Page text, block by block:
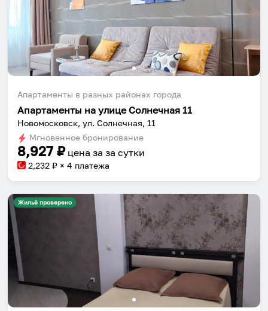
Апартаменты в разных районах города
Апартаменты на улице Солнечная 11
Новомосковск, ул. Солнечная, 11
Мгновенное бронирование
8,927 ₽ цена за за сутки
2,232 ₽ × 4 платежа
Жильё проверено